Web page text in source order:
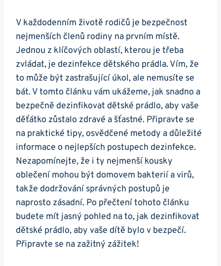
V každodenním životě rodičů je bezpečnost
nejmenších členů rodiny na prvním místě.
Jednou z klíčových oblastí, kterou je třeba
zvládat, je dezinfekce dětského prádla. Vím, že
to může být zastrašující úkol, ale nemusíte se
bát. V tomto článku vám ukážeme, jak snadno a
bezpečně dezinfikovat dětské prádlo, aby vaše
děťátko zůstalo zdravé a šťastné. Připravte se
na praktické tipy, osvědčené metody a důležité
informace o nejlepších postupech dezinfekce.
Nezapomínejte, že i ty nejmenší kousky
oblečení mohou být domovem bakterií a virů,
takže dodržování správných postupů je
naprosto zásadní. Po přečtení tohoto článku
budete mít jasný pohled na to, jak dezinfikovat
dětské prádlo, aby vaše dítě bylo v bezpečí.
Připravte se na zažitný zážitek!